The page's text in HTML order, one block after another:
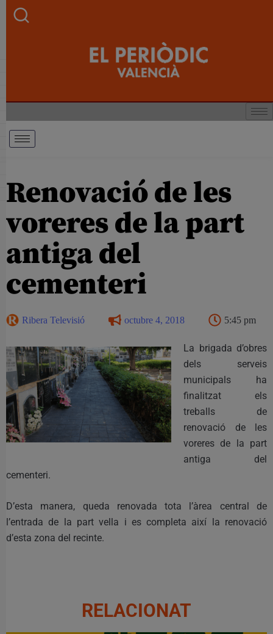
Renovació de les
voreres de la part
antiga del
cementeri
Ribera Televisió octubre 4, 2018 5:45 pm
La brigada d’obres
dels serveis
municipals ha
finalitzat els
treballs de
renovació de les
voreres de la part
antiga del
cementeri.
D’esta manera, queda renovada tota l’àrea central de
l’entrada de la part vella i es completa així la renovació
d’esta zona del recinte.
RELACIONAT